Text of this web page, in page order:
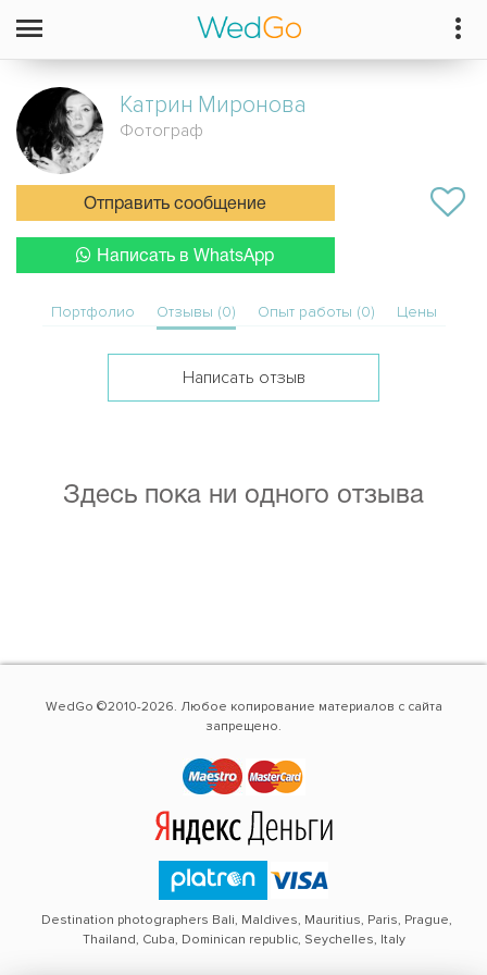
Катрин Миронова
Фотограф
Отправить сообщение
Написать в WhatsApp
Портфолио Отзывы (0) Опыт работы (0) Цены
Написать отзыв
Здесь пока ни одного отзыва
WedGo ©2010-2026. Любое копирование материалов с сайта
запрещено.
Destination photographers Bali, Maldives, Mauritius, Paris, Prague,
Thailand, Cuba, Dominican republic, Seychelles, Italy